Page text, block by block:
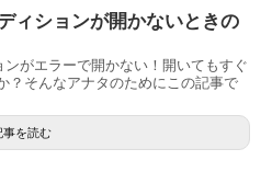
ィションが開かないときの
がエラーで開かない！開いてもすぐ
？そんなアナタのためにこの記事で
事を読む